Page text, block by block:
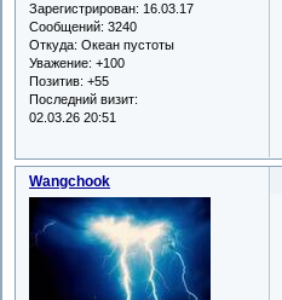
Зарегистрирован: 16.03.17
Сообщений: 3240
Откуда: Океан пустоты
Уважение: +100
Позитив: +55
Последний визит:
02.03.26 20:51
Wangchook